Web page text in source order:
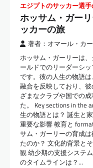
エジプトのサッカー選
ホッサム・ガー
ッカーの旅
著者：オマール・カ
ホッサム・ガーリーは
ールドでのリーダーシ
です。彼の人生の物語
融合を反映しており、
ざまなクラブや国での
た。 Key sections in the
生の物語とは？ 誕生と
重要な影響 教育と
サム・ガーリーの育成
たのか？ 文化的背景と
観 幼少期の支援システ
のタイムラインは？…